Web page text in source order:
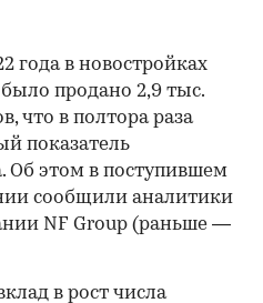
года в новостройках
продано 2,9 тыс.
что в полтора раза
показатель
Об этом в поступившем
сообщили аналитики
NF Group (раньше —
в рост числа